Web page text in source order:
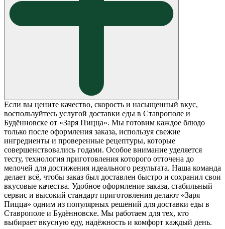
Если вы цените качество, скорость и насыщенный вкус,
воспользуйтесь услугой доставки еды в Ставрополе и
Будённовске от «Заря Пицца». Мы готовим каждое блюдо
только после оформления заказа, используя свежие
ингредиенты и проверенные рецептуры, которые
совершенствовались годами. Особое внимание уделяется
тесту, технология приготовления которого отточена до
мелочей для достижения идеального результата. Наша команда
делает всё, чтобы заказ был доставлен быстро и сохранил свои
вкусовые качества. Удобное оформление заказа, стабильный
сервис и высокий стандарт приготовления делают «Заря
Пицца» одним из популярных решений для доставки еды в
Ставрополе и Будённовске. Мы работаем для тех, кто
выбирает вкусную еду, надёжность и комфорт каждый день.